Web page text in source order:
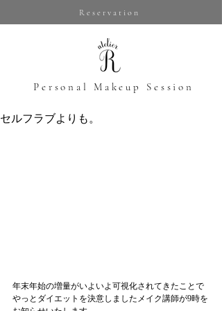
Reservation
​Personal Makeup Session
セルフラブよりも。
年末年始の増量がいよいよ可視化されてきたことで
やっとダイエットを決意しましたメイク講師が9時を